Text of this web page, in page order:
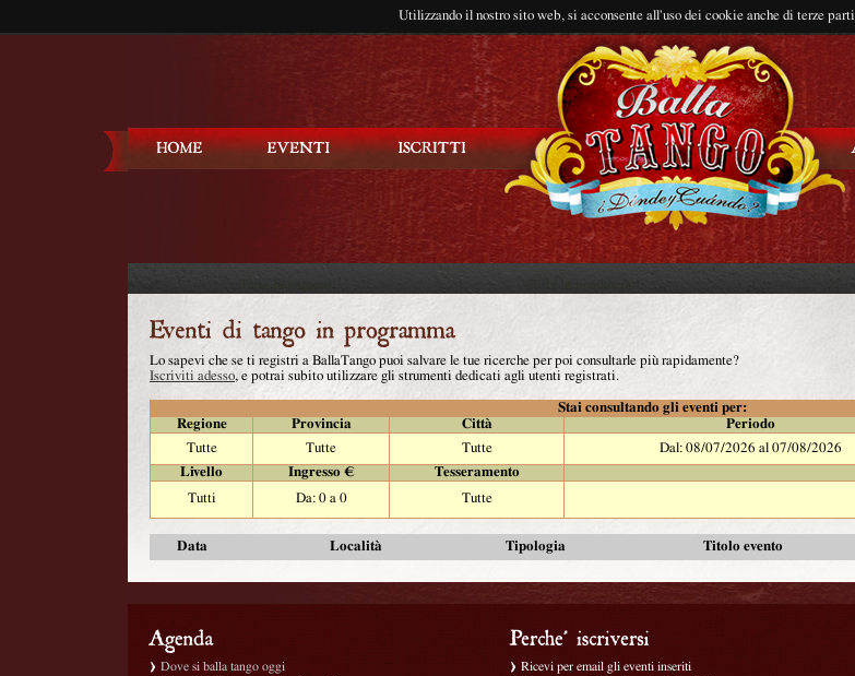
Utilizzando il nostro sito web, si acconsente all'uso dei cookie anche di terze parti
Lo sapevi che se ti registri a BallaTango puoi salvare le tue ricerche per poi consultarle più rapidamente?
Iscriviti adesso, e potrai subito utilizzare gli strumenti dedicati agli utenti registrati.
Stai consultando gli eventi per:
Regione
Provincia Città Periodo
Tutte
Tutte Tutte Dal: 08/07/2026 al 07/08/2026
Livello
Ingresso €
Tesseramento
Tutti
Da: 0 a 0 Tutte
Data Località Tipologia Titolo evento
Dove si balla tango oggi
Ricevi per email gli eventi inseriti